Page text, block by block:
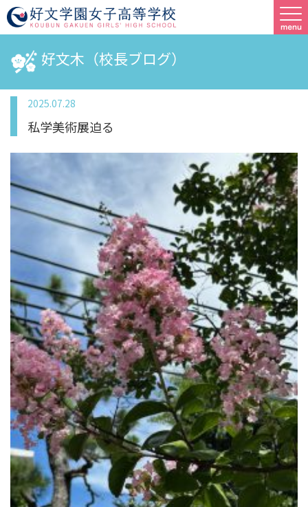
好文木（校長ブログ）
2025.07.28
私学美術展迫る